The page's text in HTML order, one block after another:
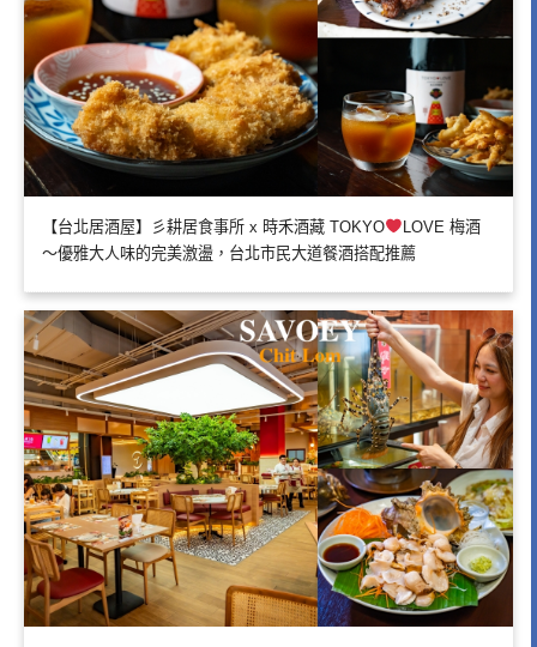
【台北居酒屋】彡耕居食事所 x 時禾酒藏 TOKYO
LOVE 梅酒
～優雅大人味的完美激盪，台北市民大道餐酒搭配推薦